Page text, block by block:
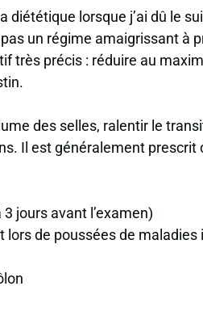
diététique lorsque j’ai dû le
un régime amaigrissant à
très précis : réduire au
des selles, ralentir le
Il est généralement prescrit
jours avant l’examen)
lors de poussées de